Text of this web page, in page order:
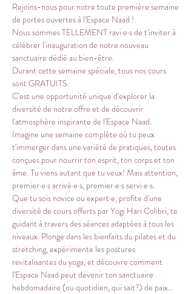
Rejoins-nous pour notre toute première semaine
de portes ouvertes à l'Espace Naad !
Nous sommes TELLEMENT ravi·e·s de t'inviter à
célébrer l'inauguration de notre nouveau
sanctuaire dédié au bien-être.
Durant cette semaine spéciale, tous nos cours
sont GRATUITS.
C'est une opportunité unique d'explorer la
diversité de notre offre et de découvrir
l'atmosphère inspirante de l'Espace Naad.
Imagine une semaine complète où tu peux
t'immerger dans une variété de pratiques, toutes
conçues pour nourrir ton esprit, ton corps et ton
âme. Tu viens autant que tu veux! Mais attention,
premier·e·s arrivé·e·s, premier·e·s servi·e·s.
Que tu sois novice ou expert·e, profite d'une
diversité de cours offerts par Yogi Hari Colibri, te
guidant à travers des séances adaptées à tous les
niveaux. Plonge dans les bienfaits du pilates et du
stretching, expérimente les postures
revitalisantes du yoga, et découvre comment
l'Espace Naad peut devenir ton sanctuaire
hebdomadaire (ou quotidien, qui sait?) de paix…